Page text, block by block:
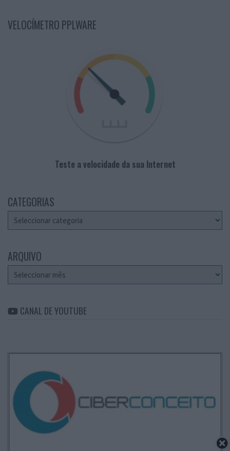
VELOCÍMETRO PPLWARE
Teste a velocidade da sua Internet
CATEGORIAS
Categorias
ARQUIVO
Arquivo
CANAL DE YOUTUBE